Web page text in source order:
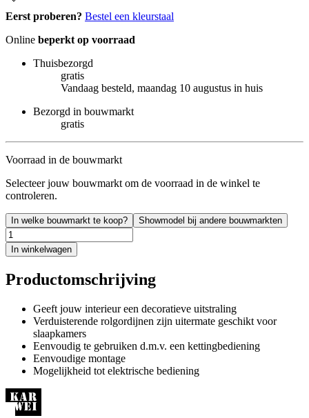
Eerst proberen? Bestel een kleurstaal
Online beperkt op voorraad
Thuisbezorgd
gratis
Vandaag besteld, maandag 10 augustus in huis
Bezorgd in bouwmarkt
gratis
Voorraad in de bouwmarkt
Selecteer jouw bouwmarkt om de voorraad in de winkel te
controleren.
In welke bouwmarkt te koop? Showmodel bij andere bouwmarkten
In winkelwagen
Productomschrijving
Geeft jouw interieur een decoratieve uitstraling
Verduisterende rolgordijnen zijn uitermate geschikt voor
slaapkamers
Eenvoudig te gebruiken d.m.v. een kettingbediening
Eenvoudige montage
Mogelijkheid tot elektrische bediening